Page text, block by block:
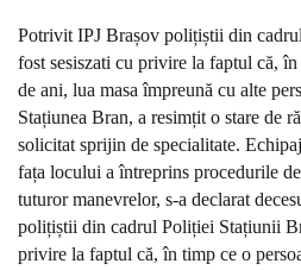
Potrivit IPJ Brașov polițiștii din
fost sesiszati cu privire la faptul că,
de ani, lua masa împreună cu alte
Stațiunea Bran, a resimțit o stare de
solicitat sprijin de specialitate.
fața locului a întreprins procedurile
tuturor manevrelor, s-a declarat
polițiștii din cadrul Poliției Stațiunii
privire la faptul că, în timp ce o